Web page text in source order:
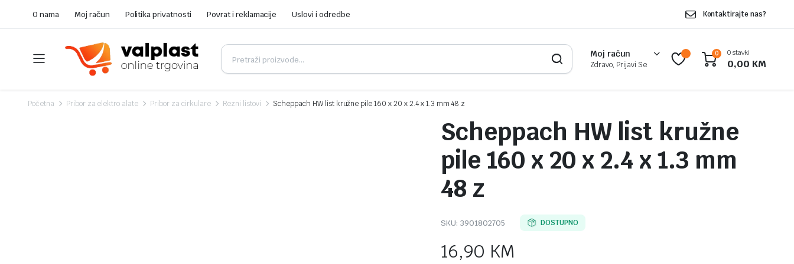
O nama Moj račun Politika privatnosti Povrat i reklamacije Uslovi i odredbe Kontaktirajte nas?
Moj račun
Zdravo, Prijavi Se
0 0 stavki
0,00 KM
Početna Pribor za elektro alate Pribor za cirkulare Rezni listovi Scheppach HW list kružne pile 160 x 20 x 2.4 x 1.3 mm 48 z
Scheppach HW list kružne
pile 160 x 20 x 2.4 x 1.3 mm
48 z
SKU: 3901802705 DOSTUPNO
16,90 KM